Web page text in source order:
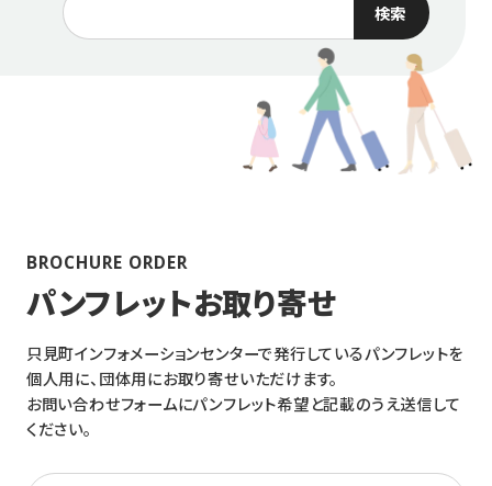
検索
BROCHURE ORDER
パンフレットお取り寄せ
只見町インフォメーションセンターで発行しているパンフレットを
個人用に、団体用にお取り寄せいただけます。
お問い合わせフォームにパンフレット希望と記載のうえ送信して
ください。